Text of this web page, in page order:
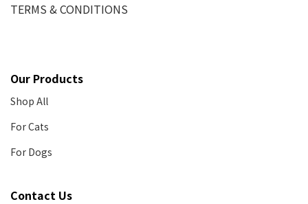
TERMS & CONDITIONS
Our Products
Shop All
For Cats
For Dogs
Contact Us